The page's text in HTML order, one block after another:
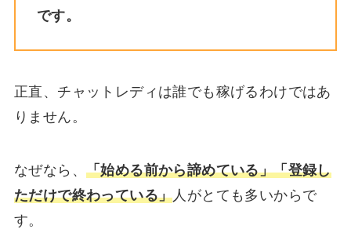
です。
正直、チャットレディは誰でも稼げるわけではあ
りません。
なぜなら、 「始める前から諦めている」「登録し
ただけで終わっている」 人がとても多いからで
す。